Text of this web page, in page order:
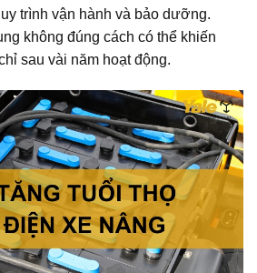
trình vận hành và bảo dưỡng.
không đúng cách có thể khiến
sau vài năm hoạt động.